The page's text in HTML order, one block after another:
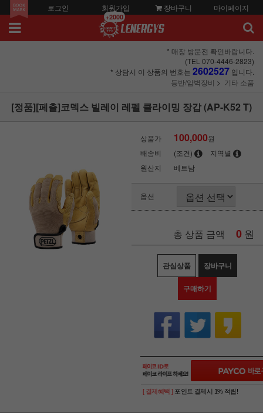
로그인 회원가입
+2000
장바구니 마이페이지
* 매장 방문전 확인바랍니다.
(TEL 070-4446-2823)
* 상담시 이 상품의 번호는 2602527 입니다.
등반/암벽장비
기타 소품
[정품][페츨]코덱스 빌레이 레펠 클라이밍 장갑 (AP-K52 T)
상품가 100,000원
배송비
(조건)
지역별
원산지
베트남
옵션
총 상품 금액 0 원
관심상품 장바구니
구매하기
[ 결제혜택 ] 포인트 결제시 1% 적립!